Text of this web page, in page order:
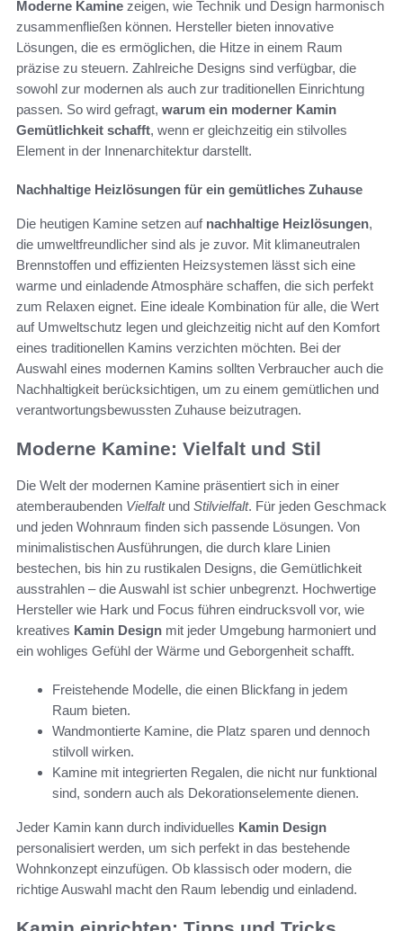
Moderne Kamine zeigen, wie Technik und Design harmonisch
zusammenfließen können. Hersteller bieten innovative
Lösungen, die es ermöglichen, die Hitze in einem Raum
präzise zu steuern. Zahlreiche Designs sind verfügbar, die
sowohl zur modernen als auch zur traditionellen Einrichtung
passen. So wird gefragt, warum ein moderner Kamin
Gemütlichkeit schafft, wenn er gleichzeitig ein stilvolles
Element in der Innenarchitektur darstellt.
Nachhaltige Heizlösungen für ein gemütliches Zuhause
Die heutigen Kamine setzen auf nachhaltige Heizlösungen,
die umweltfreundlicher sind als je zuvor. Mit klimaneutralen
Brennstoffen und effizienten Heizsystemen lässt sich eine
warme und einladende Atmosphäre schaffen, die sich perfekt
zum Relaxen eignet. Eine ideale Kombination für alle, die Wert
auf Umweltschutz legen und gleichzeitig nicht auf den Komfort
eines traditionellen Kamins verzichten möchten. Bei der
Auswahl eines modernen Kamins sollten Verbraucher auch die
Nachhaltigkeit berücksichtigen, um zu einem gemütlichen und
verantwortungsbewussten Zuhause beizutragen.
Moderne Kamine: Vielfalt und Stil
Die Welt der modernen Kamine präsentiert sich in einer
atemberaubenden Vielfaltund Stilvielfalt. Für jeden Geschmack
und jeden Wohnraum finden sich passende Lösungen. Von
minimalistischen Ausführungen, die durch klare Linien
bestechen, bis hin zu rustikalen Designs, die Gemütlichkeit
ausstrahlen – die Auswahl ist schier unbegrenzt. Hochwertige
Hersteller wie Hark und Focus führen eindrucksvoll vor, wie
kreatives Kamin Design mit jeder Umgebung harmoniert und
ein wohliges Gefühl der Wärme und Geborgenheit schafft.
Freistehende Modelle, die einen Blickfang in jedem
Raum bieten.
Wandmontierte Kamine, die Platz sparen und dennoch
stilvoll wirken.
Kamine mit integrierten Regalen, die nicht nur funktional
sind, sondern auch als Dekorationselemente dienen.
Jeder Kamin kann durch individuelles Kamin Design
personalisiert werden, um sich perfekt in das bestehende
Wohnkonzept einzufügen. Ob klassisch oder modern, die
richtige Auswahl macht den Raum lebendig und einladend.